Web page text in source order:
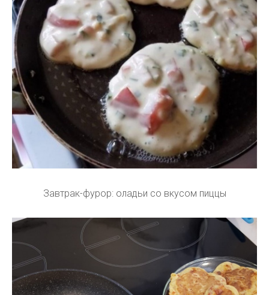
Завтрак-фурор: оладьи со вкусом пиццы